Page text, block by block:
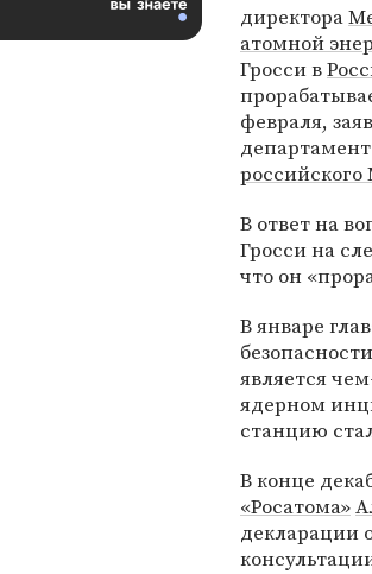
директора
атомной
Гросси в
февраля,
В ответ на
Гросси на
что он
В январе
является
ядерном
станцию
В конце
«Росатома»
декларации